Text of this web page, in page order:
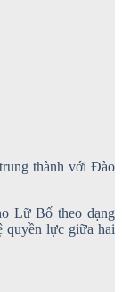
thành với Đào
Lữ Bố theo dạng
quyền lực giữa hai